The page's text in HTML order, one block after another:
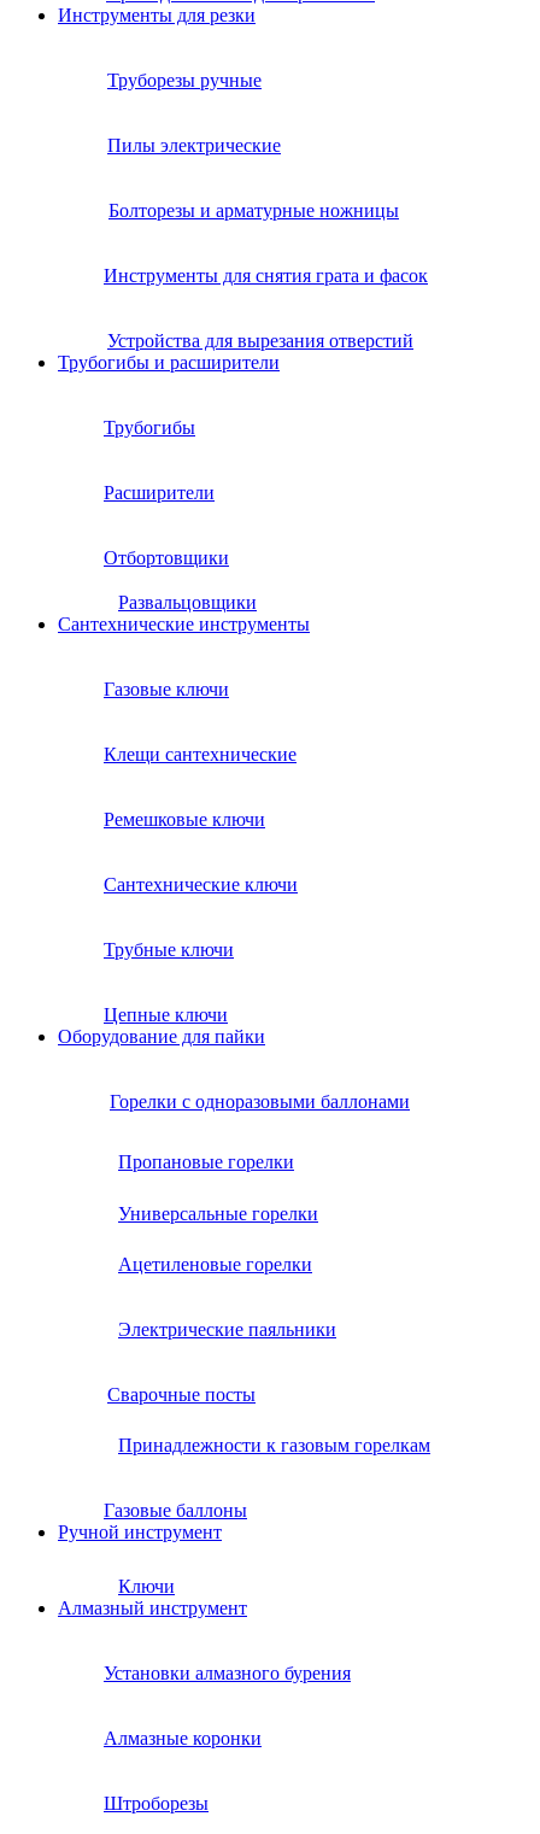
Инструменты для резки
Труборезы ручные
Пилы электрические
Болторезы и арматурные ножницы
Инструменты для снятия грата и фасок
Устройства для вырезания отверстий
Трубогибы и расширители
Трубогибы
Расширители
Отбортовщики
Развальцовщики
Сантехнические инcтрументы
Газовые ключи
Клещи сантехнические
Ремешковые ключи
Сантехнические ключи
Трубные ключи
Цепные ключи
Оборудование для пайки
Горелки с одноразовыми баллонами
Пропановые горелки
Универсальные горелки
Ацетиленовые горелки
Электрические паяльники
Сварочные посты
Принадлежности к газовым горелкам
Газовые баллоны
Ручной инструмент
Ключи
Алмазный инструмент
Установки алмазного бурения
Алмазные коронки
Штроборезы